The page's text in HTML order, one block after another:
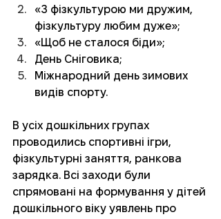
«З фізкультурою ми дружим,
фізкультуру любим дуже»;
«Щоб не сталося біди»;
День Сніговика;
Міжнародний день зимових
видів спорту.
В усіх дошкільних групах
проводились спортивні ігри,
фізкультурні заняття, ранкова
зарядка. Всі заходи були
спрямовані на формування у дітей
дошкільного віку уявлень про